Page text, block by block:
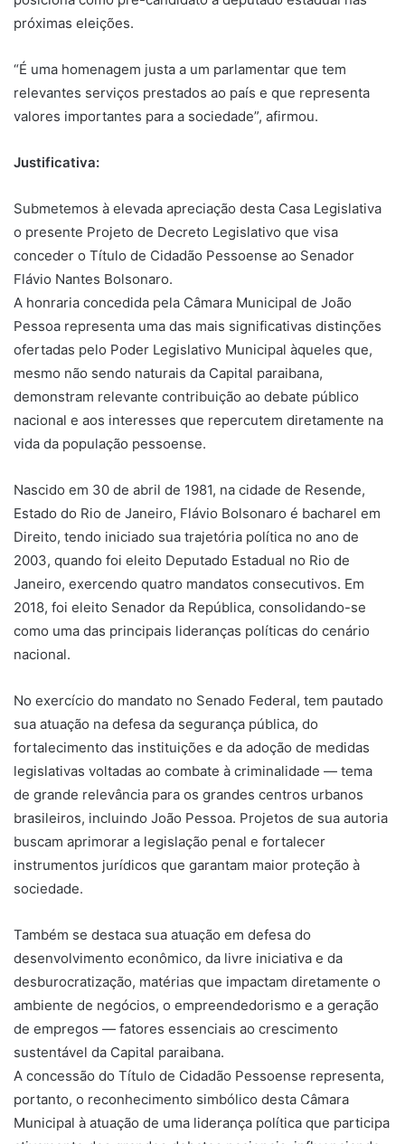
próximas eleições.
“É uma homenagem justa a um parlamentar que tem
relevantes serviços prestados ao país e que representa
valores importantes para a sociedade”, afirmou.
Justificativa:
Submetemos à elevada apreciação desta Casa Legislativa
o presente Projeto de Decreto Legislativo que visa
conceder o Título de Cidadão Pessoense ao Senador
Flávio Nantes Bolsonaro.
A honraria concedida pela Câmara Municipal de João
Pessoa representa uma das mais significativas distinções
ofertadas pelo Poder Legislativo Municipal àqueles que,
mesmo não sendo naturais da Capital paraibana,
demonstram relevante contribuição ao debate público
nacional e aos interesses que repercutem diretamente na
vida da população pessoense.
Nascido em 30 de abril de 1981, na cidade de Resende,
Estado do Rio de Janeiro, Flávio Bolsonaro é bacharel em
Direito, tendo iniciado sua trajetória política no ano de
2003, quando foi eleito Deputado Estadual no Rio de
Janeiro, exercendo quatro mandatos consecutivos. Em
2018, foi eleito Senador da República, consolidando-se
como uma das principais lideranças políticas do cenário
nacional.
No exercício do mandato no Senado Federal, tem pautado
sua atuação na defesa da segurança pública, do
fortalecimento das instituições e da adoção de medidas
legislativas voltadas ao combate à criminalidade — tema
de grande relevância para os grandes centros urbanos
brasileiros, incluindo João Pessoa. Projetos de sua autoria
buscam aprimorar a legislação penal e fortalecer
instrumentos jurídicos que garantam maior proteção à
sociedade.
Também se destaca sua atuação em defesa do
desenvolvimento econômico, da livre iniciativa e da
desburocratização, matérias que impactam diretamente o
ambiente de negócios, o empreendedorismo e a geração
de empregos — fatores essenciais ao crescimento
sustentável da Capital paraibana.
A concessão do Título de Cidadão Pessoense representa,
portanto, o reconhecimento simbólico desta Câmara
Municipal à atuação de uma liderança política que participa